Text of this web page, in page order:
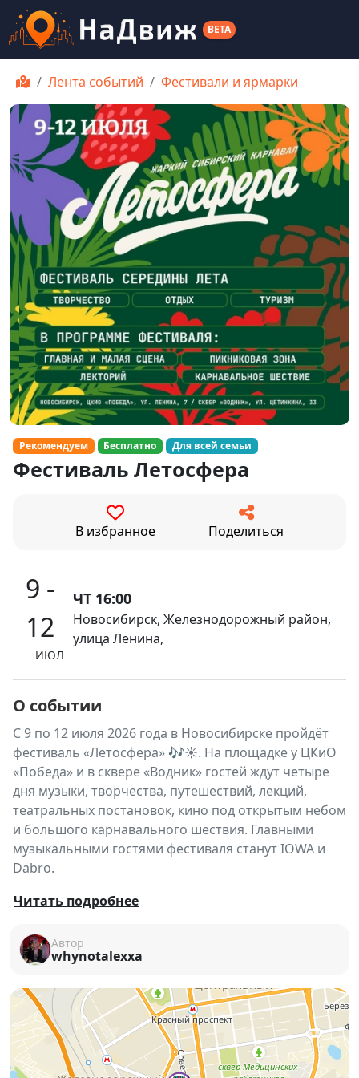
BETA
Лента событий Фестивали и ярмарки
Рекомендуем Бесплатно Для всей семьи
Фестиваль Летосфера
В избранное Поделиться
9 -
12
ИЮЛ
ЧТ 16:00
Новосибирск, Железнодорожный район,
улица Ленина,
О событии
С 9 по 12 июля 2026 года в Новосибирске пройдёт
фестиваль «Летосфера» 🎶☀️. На площадке у ЦКиО
«Победа» и в сквере «Водник» гостей ждут четыре
дня музыки, творчества, путешествий, лекций,
театральных постановок, кино под открытым небом
и большого карнавального шествия. Главными
музыкальными гостями фестиваля станут IOWA и
Dabro.
«Летосфера» — это городской фестиваль,
главной сцене выступят известные артисты, кавер-
группы и хоры, а на малой сцене пройдут
лото, квизы, театральные постановки и
мероприятия для всей семьи. Отдельной частью
программы станет лекторий о путешествиях и
красочный карнавал любителей лета.
Читать подробнее
Автор
whynotalexxa